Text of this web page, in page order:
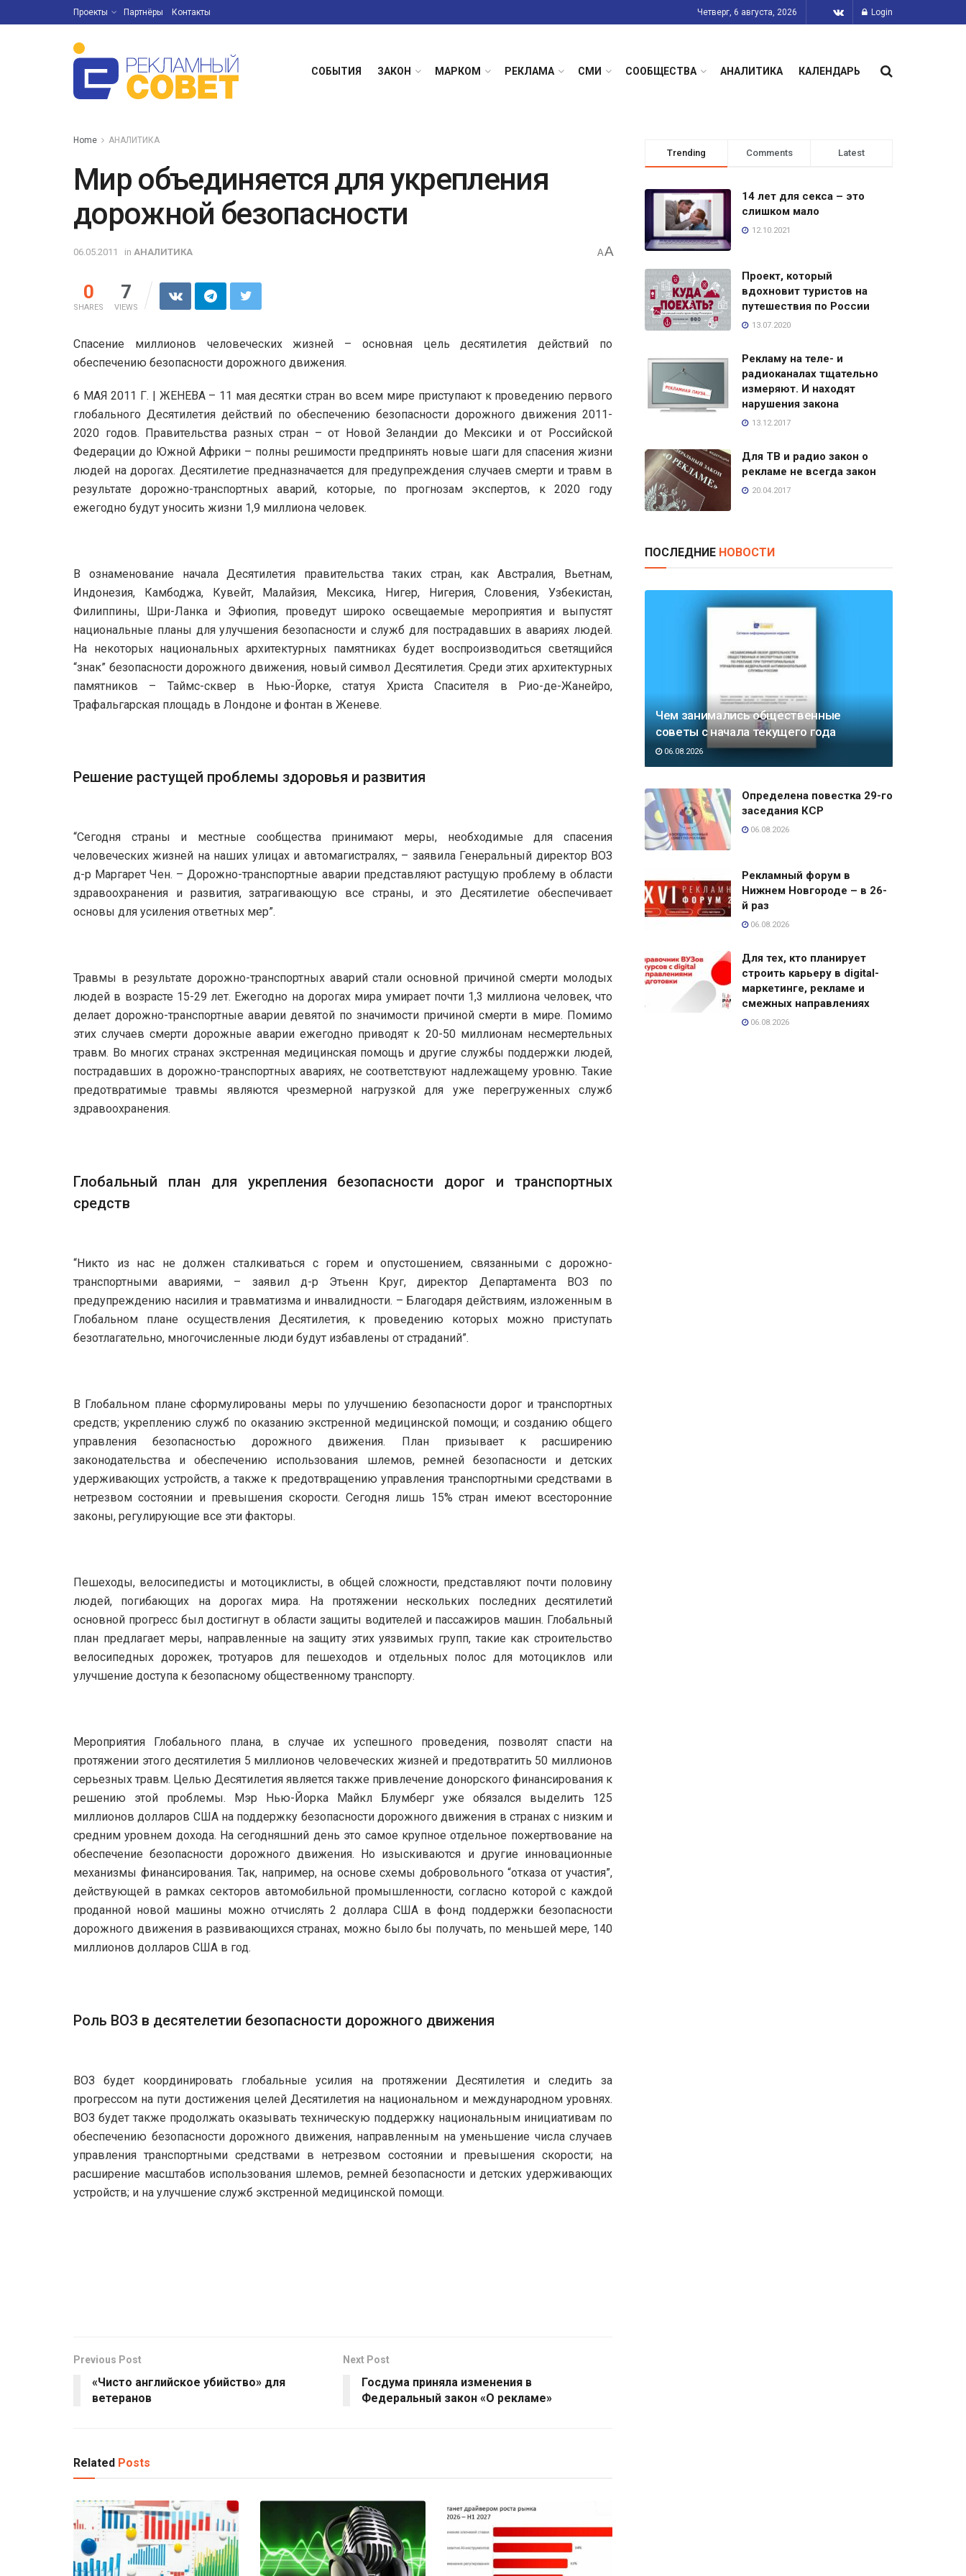
Проекты Партнёры Контакты Четверг, 6 августа, 2026 Login
СОБЫТИЯ ЗАКОН МАРКОМ РЕКЛАМА СМИ СООБЩЕСТВА АНАЛИТИКА КАЛЕНДАРЬ
Home АНАЛИТИКА
Мир объединяется для укрепления
дорожной безопасности
06.05.2011 in АНАЛИТИКА AA
0
SHARES
7
VIEWS
Спасение миллионов человеческих жизней – основная цель десятилетия действий по
обеспечению безопасности дорожного движения.
6 МАЯ 2011 Г. | ЖЕНЕВА – 11 мая десятки стран во всем мире приступают к проведению первого
глобального Десятилетия действий по обеспечению безопасности дорожного движения 2011-
2020 годов. Правительства разных стран – от Новой Зеландии до Мексики и от Российской
Федерации до Южной Африки – полны решимости предпринять новые шаги для спасения жизни
людей на дорогах. Десятилетие предназначается для предупреждения случаев смерти и травм в
результате дорожно-транспортных аварий, которые, по прогнозам экспертов, к 2020 году
ежегодно будут уносить жизни 1,9 миллиона человек.
В ознаменование начала Десятилетия правительства таких стран, как Австралия, Вьетнам,
Индонезия, Камбоджа, Кувейт, Малайзия, Мексика, Нигер, Нигерия, Словения, Узбекистан,
Филиппины, Шри-Ланка и Эфиопия, проведут широко освещаемые мероприятия и выпустят
национальные планы для улучшения безопасности и служб для пострадавших в авариях людей.
На некоторых национальных архитектурных памятниках будет воспроизводиться светящийся
“знак” безопасности дорожного движения, новый символ Десятилетия. Среди этих архитектурных
памятников – Таймс-сквер в Нью-Йорке, статуя Христа Спасителя в Рио-де-Жанейро,
Трафальгарская площадь в Лондоне и фонтан в Женеве.
Решение растущей проблемы здоровья и развития
“Сегодня страны и местные сообщества принимают меры, необходимые для спасения
человеческих жизней на наших улицах и автомагистралях, – заявила Генеральный директор ВОЗ
д-р Маргарет Чен. – Дорожно-транспортные аварии представляют растущую проблему в области
здравоохранения и развития, затрагивающую все страны, и это Десятилетие обеспечивает
основы для усиления ответных мер”.
Травмы в результате дорожно-транспортных аварий стали основной причиной смерти молодых
людей в возрасте 15-29 лет. Ежегодно на дорогах мира умирает почти 1,3 миллиона человек, что
делает дорожно-транспортные аварии девятой по значимости причиной смерти в мире. Помимо
этих случаев смерти дорожные аварии ежегодно приводят к 20-50 миллионам несмертельных
травм. Во многих странах экстренная медицинская помощь и другие службы поддержки людей,
пострадавших в дорожно-транспортных авариях, не соответствуют надлежащему уровню. Такие
предотвратимые травмы являются чрезмерной нагрузкой для уже перегруженных служб
здравоохранения.
Глобальный план для укрепления безопасности дорог и транспортных
средств
“Никто из нас не должен сталкиваться с горем и опустошением, связанными с дорожно-
транспортными авариями, – заявил д-р Этьенн Круг, директор Департамента ВОЗ по
предупреждению насилия и травматизма и инвалидности. – Благодаря действиям, изложенным в
Глобальном плане осуществления Десятилетия, к проведению которых можно приступать
безотлагательно, многочисленные люди будут избавлены от страданий”.
В Глобальном плане сформулированы меры по улучшению безопасности дорог и транспортных
средств; укреплению служб по оказанию экстренной медицинской помощи; и созданию общего
управления безопасностью дорожного движения. План призывает к расширению
законодательства и обеспечению использования шлемов, ремней безопасности и детских
удерживающих устройств, а также к предотвращению управления транспортными средствами в
нетрезвом состоянии и превышения скорости. Сегодня лишь 15% стран имеют всесторонние
законы, регулирующие все эти факторы.
Пешеходы, велосипедисты и мотоциклисты, в общей сложности, представляют почти половину
людей, погибающих на дорогах мира. На протяжении нескольких последних десятилетий
основной прогресс был достигнут в области защиты водителей и пассажиров машин. Глобальный
план предлагает меры, направленные на защиту этих уязвимых групп, такие как строительство
велосипедных дорожек, тротуаров для пешеходов и отдельных полос для мотоциклов или
улучшение доступа к безопасному общественному транспорту.
Мероприятия Глобального плана, в случае их успешного проведения, позволят спасти на
протяжении этого десятилетия 5 миллионов человеческих жизней и предотвратить 50 миллионов
серьезных травм. Целью Десятилетия является также привлечение донорского финансирования к
решению этой проблемы. Мэр Нью-Йорка Майкл Блумберг уже обязался выделить 125
миллионов долларов США на поддержку безопасности дорожного движения в странах с низким и
средним уровнем дохода. На сегодняшний день это самое крупное отдельное пожертвование на
обеспечение безопасности дорожного движения. Но изыскиваются и другие инновационные
механизмы финансирования. Так, например, на основе схемы добровольного “отказа от участия”,
действующей в рамках секторов автомобильной промышленности, согласно которой с каждой
проданной новой машины можно отчислять 2 доллара США в фонд поддержки безопасности
дорожного движения в развивающихся странах, можно было бы получать, по меньшей мере, 140
миллионов долларов США в год.
Роль ВОЗ в десятелетии безопасности дорожного движения
ВОЗ будет координировать глобальные усилия на протяжении Десятилетия и следить за
прогрессом на пути достижения целей Десятилетия на национальном и международном уровнях.
ВОЗ будет также продолжать оказывать техническую поддержку национальным инициативам по
обеспечению безопасности дорожного движения, направленным на уменьшение числа случаев
управления транспортными средствами в нетрезвом состоянии и превышения скорости; на
расширение масштабов использования шлемов, ремней безопасности и детских удерживающих
устройств; и на улучшение служб экстренной медицинской помощи.
Previous Post
«Чисто английское убийство» для
ветеранов
Next Post
Госдума приняла изменения в
Федеральный закон «О рекламе»
Related Posts
Trending Comments Latest
14 лет для секса – это
слишком мало
12.10.2021
Проект, который
вдохновит туристов на
путешествия по России
13.07.2020
Рекламу на теле- и
радиоканалах тщательно
измеряют. И находят
нарушения закона
13.12.2017
Для ТВ и радио закон о
рекламе не всегда закон
20.04.2017
ПОСЛЕДНИЕ НОВОСТИ
Чем занимались общественные
советы с начала текущего года
06.08.2026
Определена повестка 29-го
заседания КСР
06.08.2026
Рекламный форум в
Нижнем Новгороде – в 26-
й раз
06.08.2026
Для тех, кто планирует
строить карьеру в digital-
маркетинге, рекламе и
смежных направлениях
06.08.2026